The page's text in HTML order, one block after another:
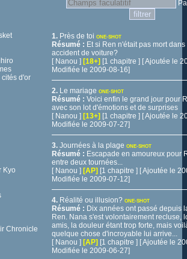
cités d'or
Kyo
Chronicle
1. Près de toi ONE-SHOT
Résumé : Et si Ren n'était pas mort
accident de voiture?
[ Nanou ] [18+] [1 chapitre ] [ Ajoutée le
Modifiée le 2009-08-16]
2. Le mariage ONE-SHOT
Résumé : Voici enfin le grand jour pour
avec son lot d'émotions et de surprises
[ Nanou ] [13+] [1 chapitre ] [ Ajoutée le
Modifiée le 2009-07-27]
3. Journées à la plage ONE-SHOT
Résumé : Escapade en amoureux pour
entre deux tournées...
[ Nanou ] [AP] [1 chapitre ] [ Ajoutée le
Modifiée le 2009-07-12]
4. Réalité ou illusion? ONE-SHOT
Résumé : Dix années ont passé depuis
Ren. Nana s'est volontairement recluse,
amis, la douleur étant trop forte, mais
quelque chose d'incroyable lui arrive...
[ Nanou ] [AP] [1 chapitre ] [ Ajoutée le
Modifiée le 2009-06-27]